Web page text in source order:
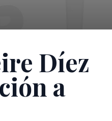
Díez
a